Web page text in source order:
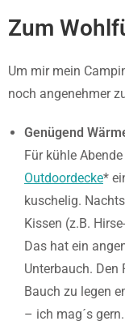
Zum
Um mir mein
noch angenehmer
Genügend
Für kühle
Outdoordecke*
kuschelig.
Kissen (z.B.
Das hat ein
Unterbauch. Den
Bauch zu legen
– ich mag´s gern.